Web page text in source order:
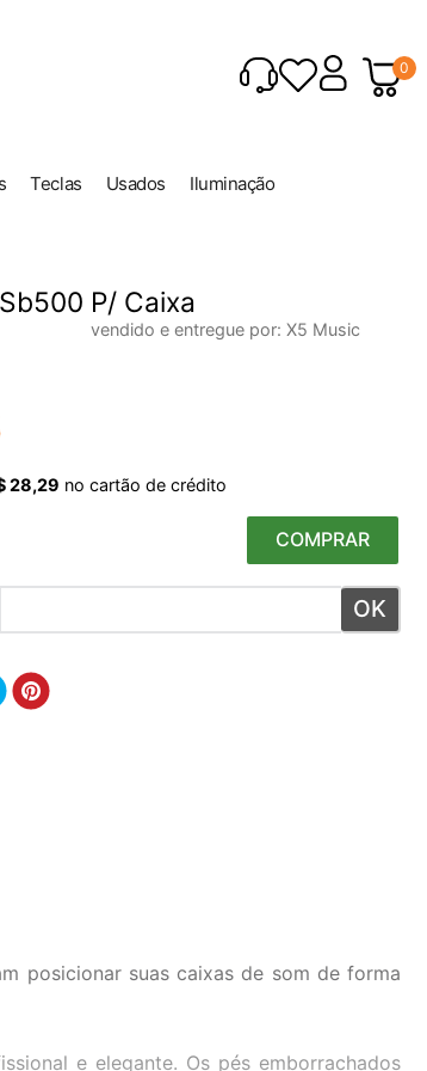
0
Teclas Usados Iluminação
P/ Caixa
vendido e entregue por: X5 Music
28,29 no cartão de crédito
COMPRAR
posicionar suas caixas de som de forma
e elegante. Os pés emborrachados